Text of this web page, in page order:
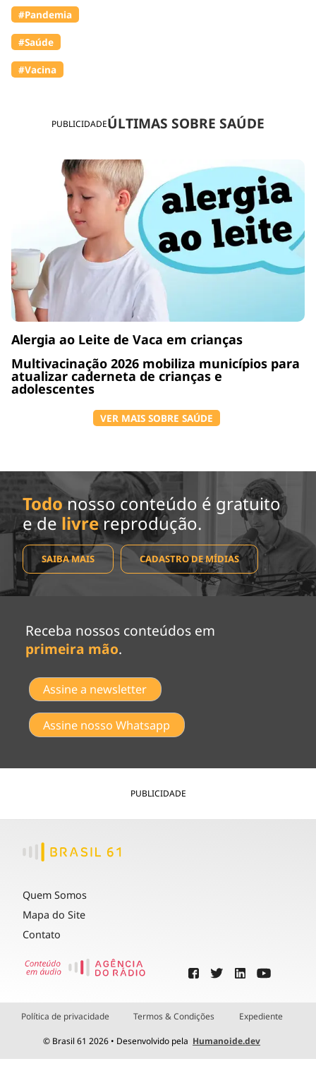
PUBLICIDADEÚLTIMAS SOBRE SAÚDE
Alergia ao Leite de Vaca em crianças
Multivacinação 2026 mobiliza municípios para
atualizar caderneta de crianças e
adolescentes
VER MAIS SOBRE SAÚDE
#Pandemia
#Saúde
#Vacina
Todo nosso conteúdo é gratuito
e de livrereprodução.
SAIBA MAIS CADASTRO DE MÍDIAS
Receba nossos conteúdos em
primeira mão.
Assine a newsletter
Assine nosso Whatsapp
PUBLICIDADE
Quem Somos
Mapa do Site
Contato
Política de privacidade Termos & Condições Expediente
© Brasil 61 2026 • Desenvolvido pela Humanoide.dev